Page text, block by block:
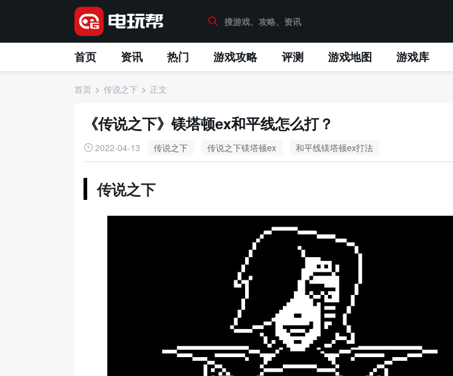
首页 资讯 热门 游戏攻略 评测 游戏地图 游戏库
首页 传说之下 正文
《传说之下》镁塔顿ex和平线怎么打？
2022-04-13 传说之下 传说之下镁塔顿ex 和平线镁塔顿ex打法
传说之下